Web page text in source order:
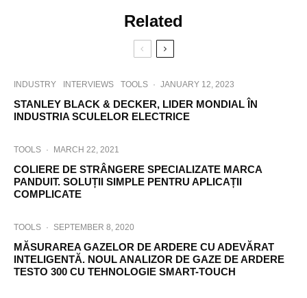
Related
INDUSTRY INTERVIEWS TOOLS · JANUARY 12, 2023
STANLEY BLACK & DECKER, LIDER MONDIAL ÎN
INDUSTRIA SCULELOR ELECTRICE
TOOLS · MARCH 22, 2021
COLIERE DE STRÂNGERE SPECIALIZATE MARCA
PANDUIT. SOLUȚII SIMPLE PENTRU APLICAȚII
COMPLICATE
TOOLS · SEPTEMBER 8, 2020
MĂSURAREA GAZELOR DE ARDERE CU ADEVĂRAT
INTELIGENTĂ. NOUL ANALIZOR DE GAZE DE ARDERE
TESTO 300 CU TEHNOLOGIE SMART-TOUCH